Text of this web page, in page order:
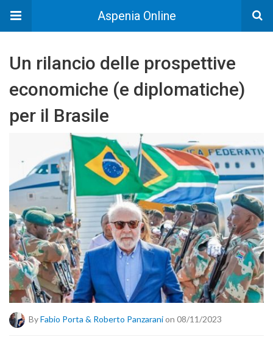
Aspenia Online
Un rilancio delle prospettive
economiche (e diplomatiche)
per il Brasile
ByFabio Porta & Roberto Panzaranion 08/11/2023